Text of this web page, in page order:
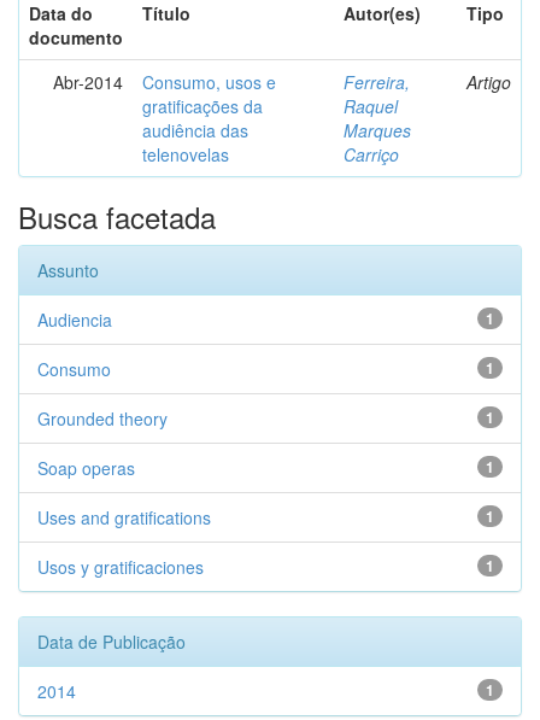
Data do
documento
Título Autor(es) Tipo
Abr-2014
Consumo, usos e
gratificações da
audiência das
telenovelas
Ferreira,
Raquel
Marques
Carriço
Artigo
Busca facetada
Assunto
1
Audiencia
1
Consumo
1
Grounded theory
1
Soap operas
1
Uses and gratifications
1
Usos y gratificaciones
Data de Publicação
1
2014